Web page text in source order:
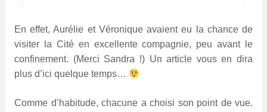
En effet, Aurélie et Véronique avaient eu la chance de
visiter la Cité en excellente compagnie, peu avant le
confinement. (Merci Sandra !) Un article vous en dira
plus d’ici quelque temps…
Comme d’habitude, chacune a choisi son point de vue.